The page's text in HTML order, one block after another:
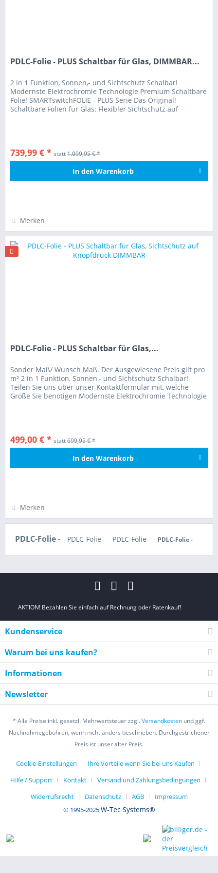
PDLC-Folie - PLUS Schaltbar für Glas, DIMMBAR...
2 in 1 Funktion, Sonnen,- und Sichtschutz Schalbar!
Modernste Elektrochromie Technologie Premium Schaltbare
Folie! SMARTswitchFOLIE - PLUS Serie Das Original!
Schaltbare Folien für Glas: Flexibler Sichtschutz auf
739,99 € * statt1.099,95 € *
In den Warenkorb
Merken
PDLC-Folie - PLUS Schaltbar für Glas,...
Sonder Maß/ Wunsch Maß. Der Ausgewiesene Preis gilt pro
m² 2 in 1 Funktion, Sonnen,- und Sichtschutz Schalbar!
Teilen Sie uns über unser Kontaktformular mit, welche
Größe Sie benötigen Modernste Elektrochromie Technologie
499,00 € * statt699,95 € *
In den Warenkorb
Merken
PDLC-Folie - PDLC-Folie - PDLC-Folie - PDLC-Folie -
AKTION! Bezahlen Sie einfach auf Rechnung oder Ratenkauf!
Kundenservice
Warum bei uns kaufen?
Informationen
Newsletter
* Alle Preise inkl. gesetzl. Mehrwertsteuer zzgl.Versandkosten und ggf.
Nachnahmegebühren, wenn nicht anders beschrieben. Durchgestrichener
Preis ist unser alter Preis.
Cookie-Einstellungen
Ihre Vorteile wenn Sie bei uns Kaufen
Hilfe / Support
Kontakt
Versand und Zahlungsbedingungen
Widerrufsrecht
Datenschutz AGB
Impressum
© 1995-2025W-Tec Systems®